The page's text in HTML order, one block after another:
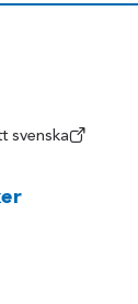
svenska